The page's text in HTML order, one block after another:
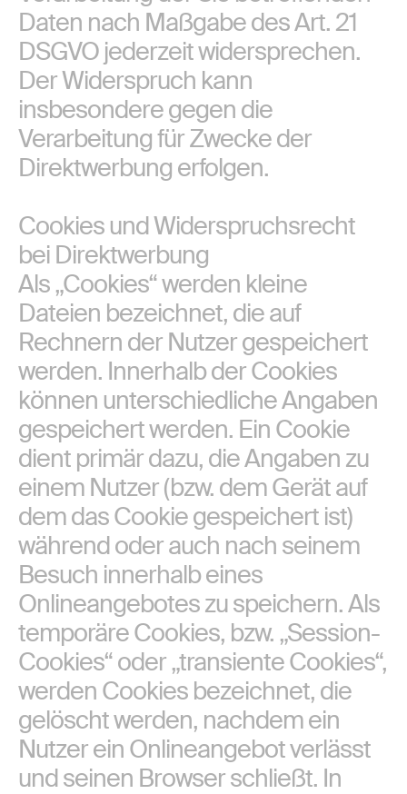
Daten nach Maßgabe des Art. 21
DSGVO jederzeit widersprechen.
Der Widerspruch kann
insbesondere gegen die
Verarbeitung für Zwecke der
Direktwerbung erfolgen.
Cookies und Widerspruchsrecht
bei Direktwerbung
Als „Cookies“ werden kleine
Dateien bezeichnet, die auf
Rechnern der Nutzer gespeichert
werden. Innerhalb der Cookies
können unterschiedliche Angaben
gespeichert werden. Ein Cookie
dient primär dazu, die Angaben zu
einem Nutzer (bzw. dem Gerät auf
dem das Cookie gespeichert ist)
während oder auch nach seinem
Besuch innerhalb eines
Onlineangebotes zu speichern. Als
temporäre Cookies, bzw. „Session-
Cookies“ oder „transiente Cookies“,
werden Cookies bezeichnet, die
gelöscht werden, nachdem ein
Nutzer ein Onlineangebot verlässt
und seinen Browser schließt. In